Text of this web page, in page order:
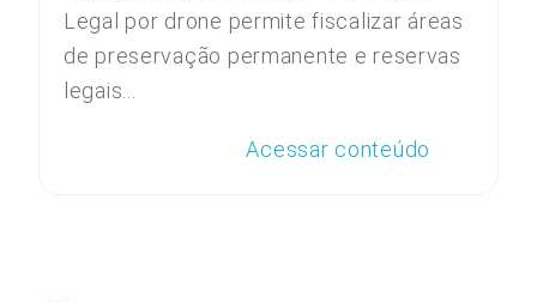
Legal por drone permite fiscalizar áreas
de preservação permanente e reservas
legais...
Acessar conteúdo